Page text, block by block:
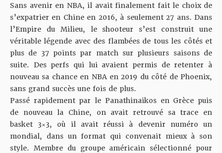
Sans avenir en NBA, il avait finalement fait le choix de
s’expatrier en Chine en 2016, à seulement 27 ans. Dans
l’Empire du Milieu, le shooteur s’est construit une
véritable légende avec des flambées de tous les côtés et
plus de 37 points par match sur plusieurs saisons de
suite. Des perfs qui lui avaient permis de retenter à
nouveau sa chance en NBA en 2019 du côté de Phoenix,
sans grand succès une fois de plus.
Passé rapidement par le Panathinaikos en Grèce puis
de nouveau la Chine, on avait retrouvé sa trace en
basket 3×3, où il avait réussi à devenir numéro un
mondial, dans un format qui convenait mieux à son
style. Membre du groupe américain sélectionné pour